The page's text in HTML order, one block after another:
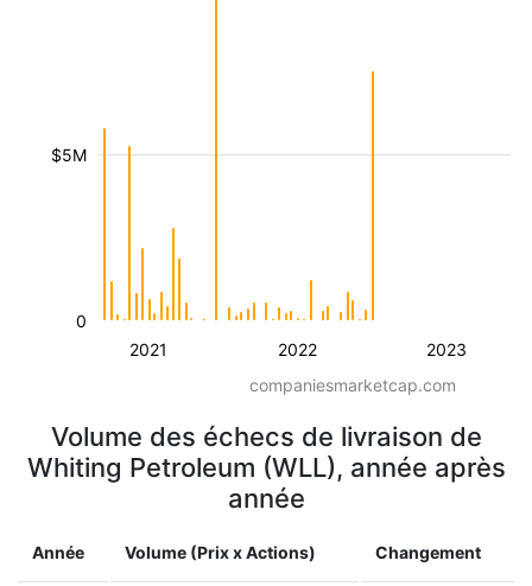
2021 2022 2023
$5M
0
companiesmarketcap.com
Volume des échecs de livraison de
Whiting Petroleum (WLL), année après
année
Année Volume (Prix x Actions) Changement